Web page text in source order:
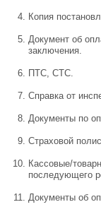
Копия
Документ об
заключения.
ПТС, СТС.
Справка от
Документы по
Страховой
Кассовые/
последующего
Документы об